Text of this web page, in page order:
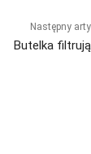
Następny
Butelka